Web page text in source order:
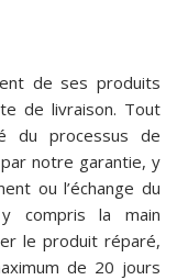
de ses produits
de livraison. Tout
du processus de
notre garantie, y
ou l’échange du
compris la main
le produit réparé,
de 20 jours